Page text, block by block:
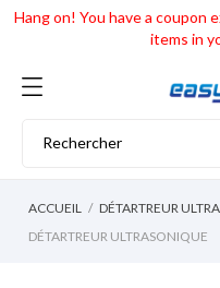
Hang on! You have a coupon
items in
ACCUEIL DÉTARTREUR
DÉTARTREUR ULTRASONIQUE